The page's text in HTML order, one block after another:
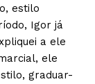
estilo
Igor já
a ele
ele
graduar-